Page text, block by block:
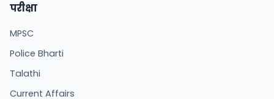
परीक्षा
MPSC
Police Bharti
Talathi
Current Affairs